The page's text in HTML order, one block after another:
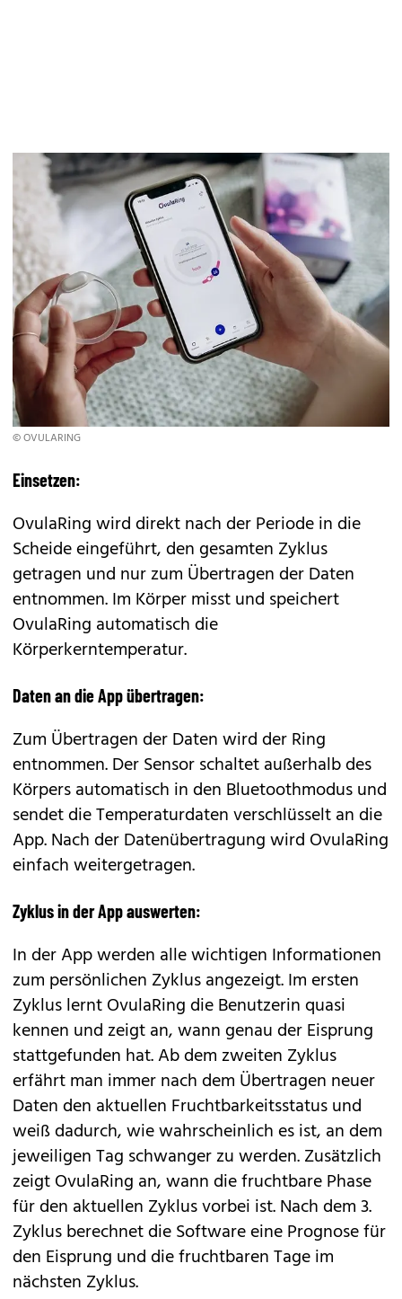
© OVULARING
Einsetzen:
OvulaRing wird direkt nach der Periode in die
Scheide eingeführt, den gesamten Zyklus
getragen und nur zum Übertragen der Daten
entnommen. Im Körper misst und speichert
OvulaRing automatisch die
Körperkerntemperatur.
Daten an die App übertragen:
Zum Übertragen der Daten wird der Ring
entnommen. Der Sensor schaltet außerhalb des
Körpers automatisch in den Bluetoothmodus und
sendet die Temperaturdaten verschlüsselt an die
App. Nach der Datenübertragung wird OvulaRing
einfach weitergetragen.
Zyklus in der App auswerten:
In der App werden alle wichtigen Informationen
zum persönlichen Zyklus angezeigt. Im ersten
Zyklus lernt OvulaRing die Benutzerin quasi
kennen und zeigt an, wann genau der Eisprung
stattgefunden hat. Ab dem zweiten Zyklus
erfährt man immer nach dem Übertragen neuer
Daten den aktuellen Fruchtbarkeitsstatus und
weiß dadurch, wie wahrscheinlich es ist, an dem
jeweiligen Tag schwanger zu werden. Zusätzlich
zeigt OvulaRing an, wann die fruchtbare Phase
für den aktuellen Zyklus vorbei ist. Nach dem 3.
Zyklus berechnet die Software eine Prognose für
den Eisprung und die fruchtbaren Tage im
nächsten Zyklus.